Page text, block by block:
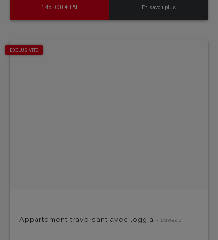
145 000 € FAI En savoir plus
EXCLUSIVITÉ
Appartement traversant avec loggia - LI204cc